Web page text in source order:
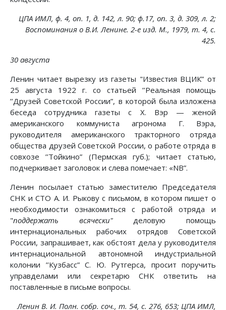
ЦПА ИМЛ, ф. 4, on. 1, д. 142, л. 90; ф.17, on. 3, д. 309, л. 2;
Воспоминания о В.И. Ленине. 2-е изд. М., 1979, т. 4, с.
425.
30 августа
Ленин читает вырезку из газеты "Известия ВЦИК” от
25 августа 1922 г. со статьей ’’Реальная помощь
’’Друзей Советской России”, в которой была изложена
беседа сотрудника газеты с X. Вэр — женой
американского коммуниста агронома Г. Вэра,
руководителя американского тракторного отряда
общества друзей Советской России, о работе отряда в
совхозе ’’Тойкино” (Пермская губ.); читает статью,
подчеркивает заголовок и слева помечает: «NВ”.
Ленин посылает статью заместителю Председателя
СНК и СТО А. И. Рыкову с письмом, в котором пишет о
необходимости ознакомиться с работой отряда и
"поддержать всячески"деловую помощь
интернациональных рабочих отрядов Советской
России, запрашивает, как обстоят дела у руководителя
интернациональной автономной индустриальной
колонии ’’Кузбасс” С. Ю. Рутгерса, просит поручить
управделами или секретарю СНК ответить на
поставленные в письме вопросы.
Ленин В. И. Полн. собр. соч., т. 54, с. 276, 653; ЦПА ИМЛ,